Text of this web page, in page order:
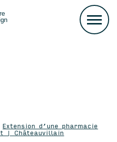
de showroom
Extension d’une pharmacie
| Châteauvillain